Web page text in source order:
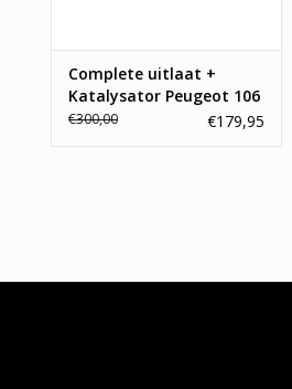
Complete uitlaat +
Katalysator Peugeot 106
€300,00 €179,95